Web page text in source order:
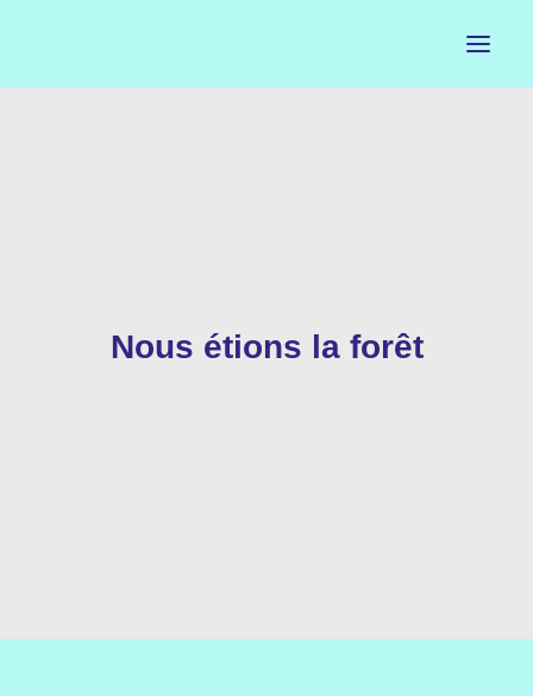
CALENDRIERNous étions la forêt